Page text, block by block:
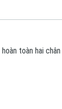
toàn hai chân